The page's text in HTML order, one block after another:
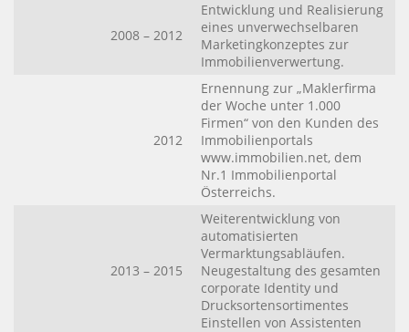
2008 – 2012
Entwicklung und Realisierung
eines unverwechselbaren
Marketingkonzeptes zur
Immobilienverwertung.
2012
Ernennung zur „Maklerfirma
der Woche unter 1.000
Firmen“ von den Kunden des
Immobilienportals
www.immobilien.net, dem
Nr.1 Immobilienportal
Österreichs.
2013 – 2015
Weiterentwicklung von
automatisierten
Vermarktungsabläufen.
Neugestaltung des gesamten
corporate Identity und
Drucksortensortimentes
Einstellen von Assistenten